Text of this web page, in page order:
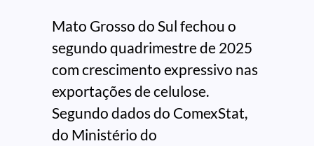
Mato Grosso do Sul fechou o
segundo quadrimestre de 2025
com crescimento expressivo nas
exportações de celulose.
Segundo dados do ComexStat,
do Ministério do